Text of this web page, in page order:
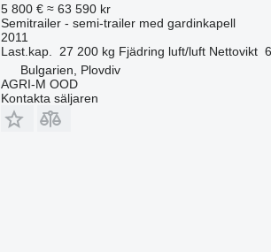
5 800 € ≈ 63 590 kr
Semitrailer - semi-trailer med gardinkapell
2011
Last.kap.
27 200 kg Fjädring luft/luft Nettovikt
Bulgarien, Plovdiv
AGRI-M OOD
Kontakta säljaren